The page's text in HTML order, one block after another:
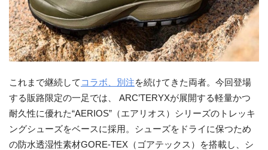
これまで継続して コラボ、別注を続けてきた両者。今回登場
する販路限定の一足では、 ARC’TERYXが展開する軽量かつ
耐久性に優れた“AERIOS”（エアリオス）シリーズのトレッキ
ングシューズをベースに採用。シューズをドライに保つため
の防水透湿性素材GORE-TEX（ゴアテックス）を搭載し、シ